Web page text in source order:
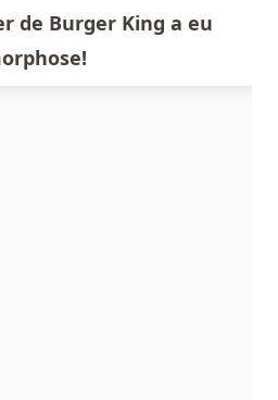
de Burger King a eu